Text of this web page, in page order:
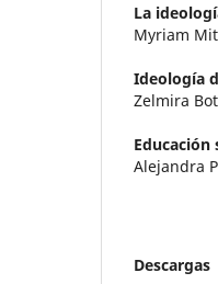
La
Myriam
Ideología
Zelmira
Educación
Alejandra
Descargas